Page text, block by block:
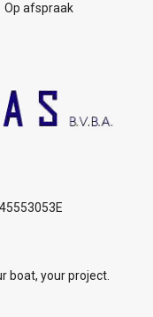
afspraak
boat, your project.